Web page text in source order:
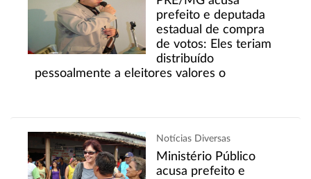
prefeito e deputada
estadual de compra
de votos: Eles teriam
distribuído
pessoalmente a eleitores valores o
Notícias Diversas
Ministério Público
acusa prefeito e